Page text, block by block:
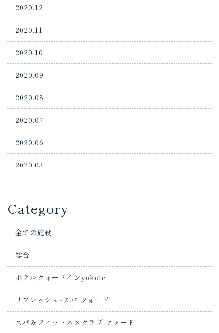
2020.12
2020.11
2020.10
2020.09
2020.08
2020.07
2020.06
2020.03
Category
全ての施設
総合
ホテルクォードインyokote
リフレッシュ･スパ クォード
スパ＆フィットネスクラブ クォード